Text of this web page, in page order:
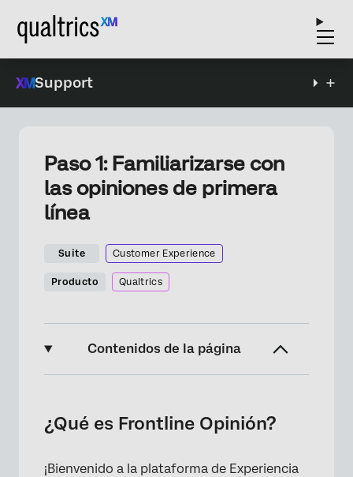
Support
Paso 1: Familiarizarse con
las opiniones de primera
línea
Suite Customer Experience
Producto Qualtrics
Contenidos de la página
Términos clave
¿Qué es Frontline Opinión?
¡Bienvenido a la plataforma de Experiencia